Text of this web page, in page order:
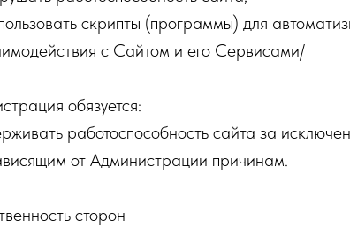
скрипты (программы) для
с Сайтом и его Сервисами/
обязуется:
работоспособность сайта за
от Администрации причинам.
сторон